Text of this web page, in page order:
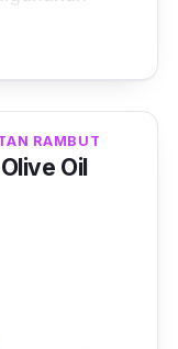
RAMBUT
Oil